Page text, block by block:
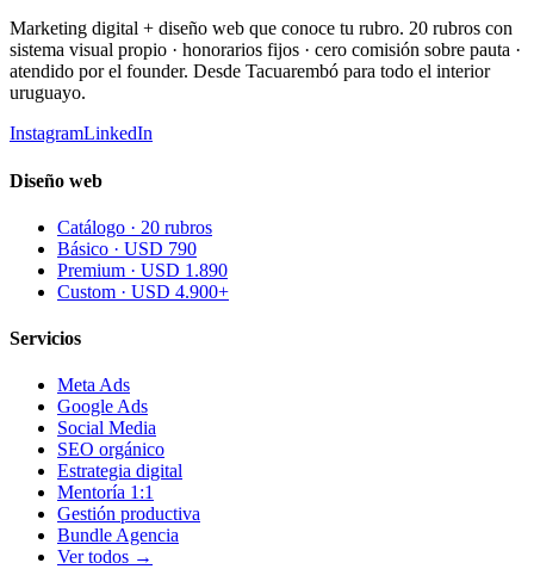
Marketing digital + diseño web que conoce tu rubro. 20 rubros con
sistema visual propio · honorarios fijos · cero comisión sobre pauta ·
atendido por el founder. Desde Tacuarembó para todo el interior
uruguayo.
InstagramLinkedIn
Diseño web
Catálogo · 20 rubros
Básico · USD 790
Premium · USD 1.890
Custom · USD 4.900+
Servicios
Meta Ads
Google Ads
Social Media
SEO orgánico
Estrategia digital
Mentoría 1:1
Gestión productiva
Bundle Agencia
Ver todos →